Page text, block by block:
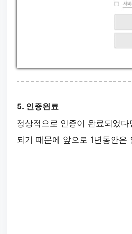
5. 인증완료
정상적으로 인증이 완료되었
되기 때문에 앞으로 1년동안은